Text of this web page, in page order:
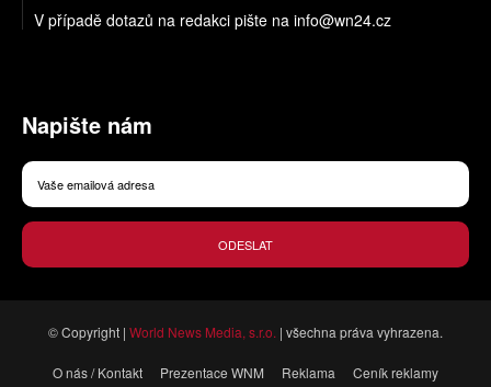
V případě dotazů na redakci pište na info@wn24.cz
Napište nám
ODESLAT
© Copyright | World News Media, s.r.o. | všechna práva vyhrazena.
O nás / Kontakt Prezentace WNM Reklama
Ceník reklamy